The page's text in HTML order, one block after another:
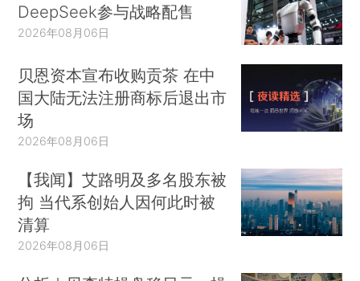
DeepSeek参与战略配售
2026年08月06日
贝恩资本宣布收购贡茶 在中
国大陆无法注册商标后退出市
场
2026年08月06日
【我闻】艾路明及多名股东被
拘 当代系创始人因何此时被
清算
2026年08月06日